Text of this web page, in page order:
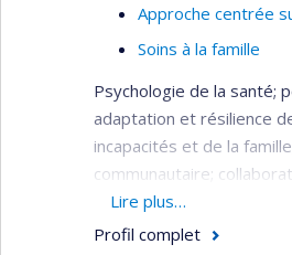
Approche centrée
Soins à la famille
Psychologie de la santé;
adaptation et résilience
incapacités et de la
communautaire;
interprofessionnelle.
Lire plus…
Profil complet